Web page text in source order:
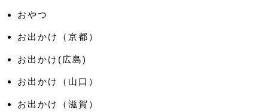
おやつ
お出かけ（京都）
お出かけ(広島)
お出かけ（山口）
お出かけ（滋賀）